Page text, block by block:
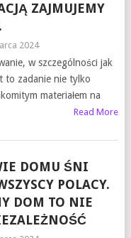
ZAJMUJEMY
2024
w szczególności jak
to zadanie nie tylko
materiałem na
Read More
DOMU ŚNI
POLACY.
DOM TO NIE